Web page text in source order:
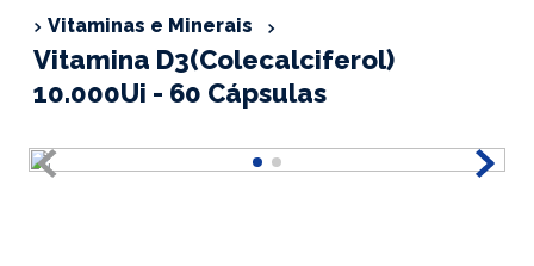
Vitaminas e Minerais
Vitamina D3(Colecalciferol)
10.000Ui - 60 Cápsulas